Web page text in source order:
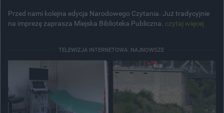
Przed nami kolejna edycja Narodowego Czytania. Już tradycyjnie
na imprezę zaprasza Miejska Biblioteka Publiczna. czytaj więcej
TELEWIZJA INTERNETOWA: NAJNOWSZE